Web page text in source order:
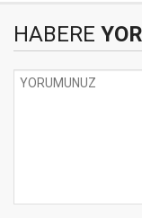
HABERE